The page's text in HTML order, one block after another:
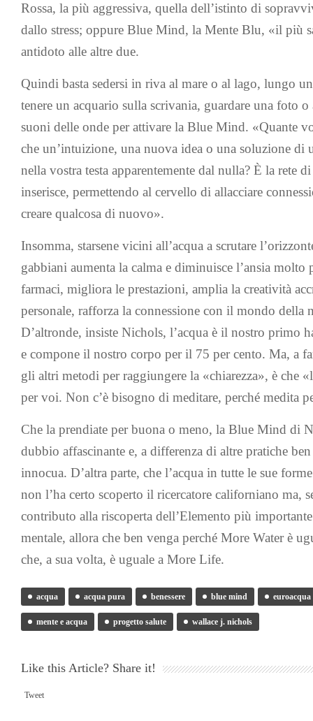
Rossa, la più aggressiva, quella dell’istinto di
dallo stress; oppure Blue Mind, la Mente Blu, «il più
antidoto alle altre due.
Quindi basta sedersi in riva al mare o al lago, lungo
tenere un acquario sulla scrivania, guardare una foto
suoni delle onde per attivare la Blue Mind. «Quante
che un’intuizione, una nuova idea o una soluzione di
nella vostra testa apparentemente dal nulla? È la rete
inserisce, permettendo al cervello di allacciare
creare qualcosa di nuovo».
Insomma, starsene vicini all’acqua a scrutare
gabbiani aumenta la calma e diminuisce l’ansia molto
farmaci, migliora le prestazioni, amplia la creatività
personale, rafforza la connessione con il mondo della
D’altronde, insiste Nichols, l’acqua è il nostro primo
e compone il nostro corpo per il 75 per cento. Ma, a
gli altri metodi per raggiungere la «chiarezza», è che
per voi. Non c’è bisogno di meditare, perché medita
Che la prendiate per buona o meno, la Blue Mind di
dubbio affascinante e, a differenza di altre pratiche
innocua. D’altra parte, che l’acqua in tutte le sue
non l’ha certo scoperto il ricercatore californiano ma,
contributo alla riscoperta dell’Elemento più
mentale, allora che ben venga perché More Water è
che, a sua volta, è uguale a More Life.
acqua acqua pura benessere blue mind euroacqua
mente e acqua progetto salute wallace j. nichols
Like this Article? Share it!
Tweet